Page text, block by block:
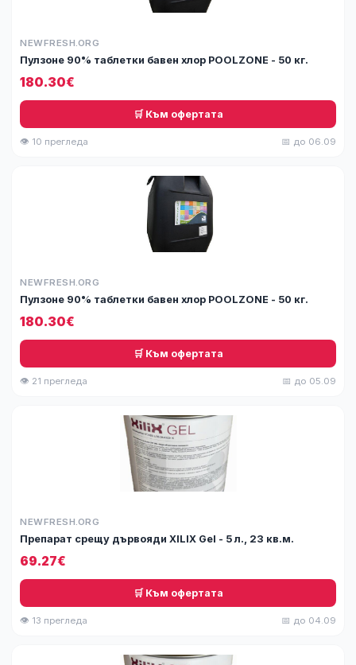
NEWFRESH.ORG
Пулзоне 90% таблетки бавен хлор POOLZONE - 50 кг.
180.30€
🛒 Към офертата
👁 10 прегледа 📅 до 06.09
NEWFRESH.ORG
Пулзоне 90% таблетки бавен хлор POOLZONE - 50 кг.
180.30€
🛒 Към офертата
👁 21 прегледа 📅 до 05.09
NEWFRESH.ORG
Препарат срещу дървояди XILIX Gel - 5 л., 23 кв.м.
69.27€
🛒 Към офертата
👁 13 прегледа 📅 до 04.09